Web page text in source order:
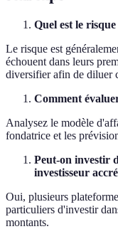
Quel est le
Le risque est
échouent dans leurs
diversifier afin de diluer
Comment
Analysez le modèle
fondatrice et les
Peut-on investir
investisseur
Oui, plusieurs
particuliers d'investir
montants.